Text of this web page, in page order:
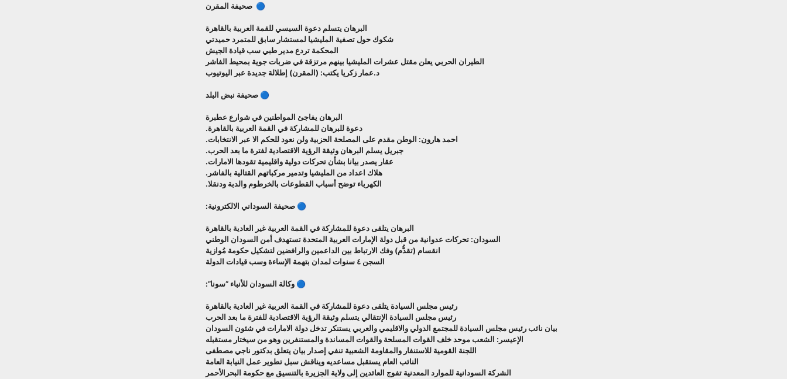
🔵 صحيفة المقرن
البرهان يتسلم دعوة السيسي للقمة العربية بالقاهرة
شكوك حول تصفية المليشيا لمستشار سابق للمتمرد حميدتي
المحكمة تردع مدير طبي سب قيادة الجيش
الطيران الحربي يعلن مقتل عشرات المليشيا بينهم مرتزقة في ضربات جوية بمحيط الفاشر
د.عمار زكريا يكتب: (المقرن) إطلالة جديدة عبر اليوتيوب
🔵 صحيفة نبض البلد
البرهان يفاجئ المواطنين في شوارع عطبرة
دعوة للبرهان للمشاركة في القمة العربية بالقاهرة.
احمد هارون: الوطن مقدم على المصلحة الحزبية ولن نعود للحكم الا عبر الانتخابات.
جبريل يسلم البرهان وثيقة الرؤية الاقتصادية لفترة ما بعد الحرب.
عقار يصدر بيانا بشأن تحركات دولية واقليمية تقودها الامارات.
هلاك اعداد من المليشيا وتدمير مركباتهم القتالية بالفاشر.
الكهرباء توضح أسباب القطوعات بالخرطوم والدبة ودنقلا.
🔵 صحيفة السوداني الالكترونية:
البرهان يتلقى دعوة للمشاركة في القمة العربية غير العادية بالقاهرة
السودان: تحركات عدوانية من قبل دولة الإمارات العربية المتحدة تستهدف أمن السودان الوطني
انقسام (تقدُّم) وفك الارتباط بين الداعمين والرافضين لتشكيل حكومة مُوازية
السجن ٤ سنوات لمدان بتهمة الإساءة وسب قيادات الدولة
🔵 وكالة السودان للأنباء “سونا”:
رئيس مجلس السيادة يتلقى دعوة للمشاركة في القمة العربية غير العادية بالقاهرة
رئيس مجلس السيادة الإنتقالي يتسلم وثيقة الرؤية الاقتصادية للفترة ما بعد الحرب
بيان نائب رئيس مجلس السيادة للمجتمع الدولي والاقليمي والعربي يستنكر تدخل دولة الامارات في شئون السودان
الإعيسر:‌‏ الشعب موحد خلف القوات المسلحة والقوات المساندة والمستنفرين وهو من سيختار مستقبله
اللجنة القومية للاستنفار والمقاومة الشعبية تنفي إصدار بيان يتعلق بدكتور ناجي مصطفى
النائب العام يستقبل مساعديه ويناقش سبل تطوير عمل النيابة العامة
الشركة السودانية للموارد المعدنية تفوج العائدين إلى ولاية الجزيرة بالتنسيق مع حكومة البحرالأحمر